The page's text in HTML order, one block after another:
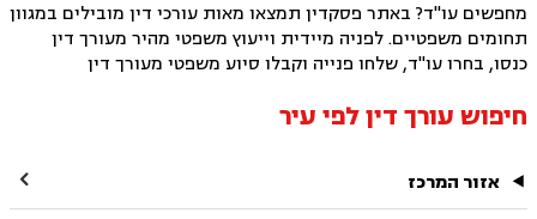
מחפשים עו"ד? באתר פסקדין תמצאו מאות עורכי דין מובילים במגוון
תחומים משפטיים. לפניה מיידית וייעוץ משפטי מהיר מעורך דין
כנסו, בחרו עו"ד, שלחו פנייה וקבלו סיוע משפטי מעורך דין
חיפוש עורך דין לפי עיר
אזור המרכז 